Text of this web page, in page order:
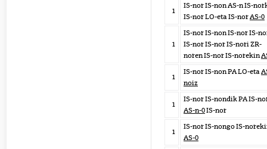
1
IS-nor IS-non AS-n IS-
IS-nor LO-eta IS-norAS-0
1
IS-nor IS-non IS-nor IS-
IS-nor IS-nor IS-nori ZR-
noren IS-nor IS-norekin
1
IS-nor IS-non PA LO-eta
noiz
1
IS-nor IS-nondik PA IS-
AS-n-0IS-nor
1
IS-nor IS-nongo IS-
AS-0